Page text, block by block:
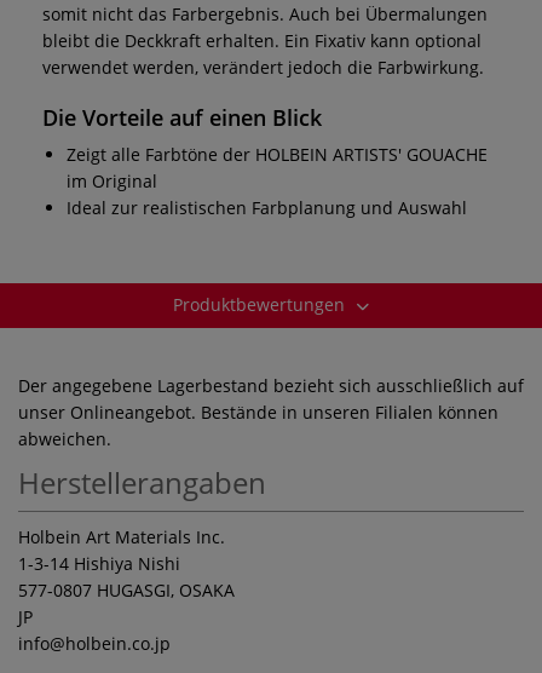
somit nicht das Farbergebnis. Auch bei Übermalungen
bleibt die Deckkraft erhalten. Ein Fixativ kann optional
verwendet werden, verändert jedoch die Farbwirkung.
Die Vorteile auf einen Blick
Zeigt alle Farbtöne der HOLBEIN ARTISTS' GOUACHE
im Original
Ideal zur realistischen Farbplanung und Auswahl
Produktbewertungen
Der angegebene Lagerbestand bezieht sich ausschließlich auf
unser Onlineangebot. Bestände in unseren Filialen können
abweichen.
Herstellerangaben
Holbein Art Materials Inc.
1-3-14 Hishiya Nishi
577-0807 HUGASGI, OSAKA
JP
info@holbein.co.jp